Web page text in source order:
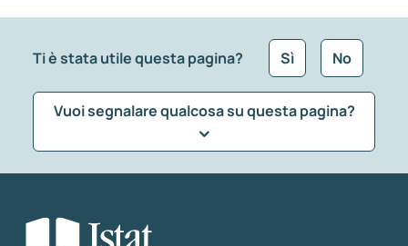
Ti è stata utile questa pagina? Sì No
Vuoi segnalare qualcosa su questa pagina?
Seleziona la tipologia della segnalazione